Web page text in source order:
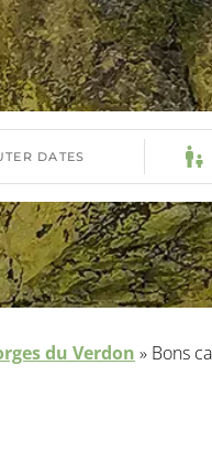
du Verdon » Bons